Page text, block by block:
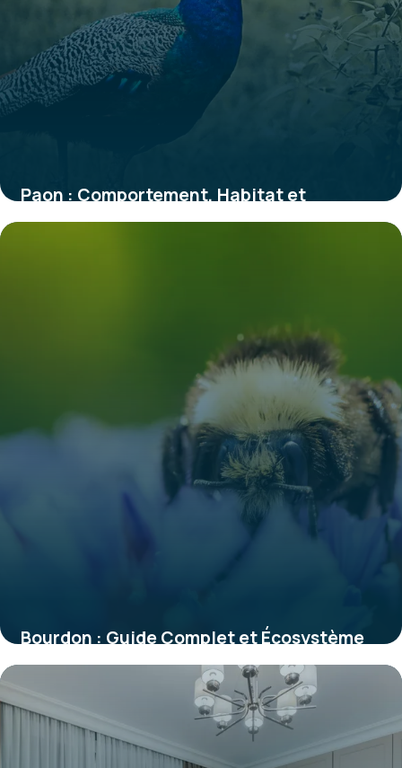
Paon : Comportement, Habitat et
Caractéristiques
Bourdon : Guide Complet et Écosystème
2026